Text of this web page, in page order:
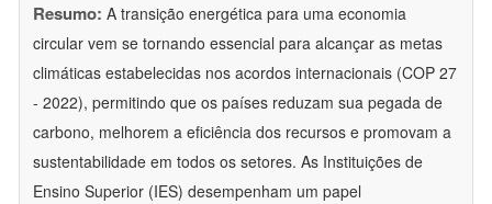
Resumo: A transição energética para uma economia
circular vem se tornando essencial para alcançar as metas
climáticas estabelecidas nos acordos internacionais (COP 27
- 2022), permitindo que os países reduzam sua pegada de
carbono, melhorem a eficiência dos recursos e promovam a
sustentabilidade em todos os setores. As Instituições de
Ensino Superior (IES) desempenham um papel